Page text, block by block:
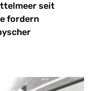
seit
fordern